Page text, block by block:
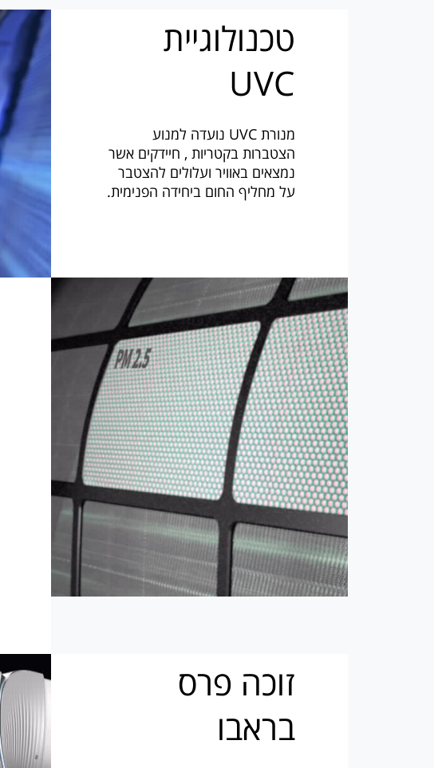
טכנולוגיית
UVC
מנורת UVC נועדה למנוע
הצטברות בקטריות , חיידקים אשר
נמצאים באוויר ועלולים להצטבר
על מחליף החום ביחידה הפנימית.
זוכה פרס
בראבו